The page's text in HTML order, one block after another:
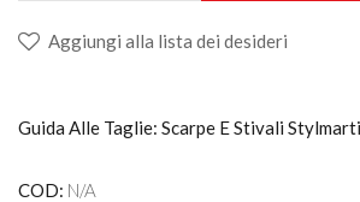
Aggiungi alla lista dei desideri
Guida Alle Taglie: Scarpe E Stivali
COD: N/A